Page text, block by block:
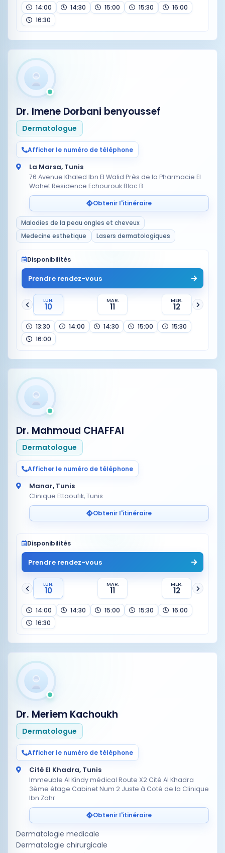
14:00 14:30 15:00 15:30
16:00
16:30
Dr. Imene Dorbani benyoussef
Dermatologue
Afficher le numéro de téléphone
La Marsa, Tunis
76 Avenue Khaled Ibn El Walid Près de la Pharmacie El
Wahet Residence Echourouk Bloc B
Obtenir l'itinéraire
Maladies de la peau ongles et cheveux
Medecine esthetique
Lasers dermatologiques
Disponibilités
Prendre rendez-vous
LUN.
10
MAR.
11
MER.
12
13:30 14:00 14:30 15:00
15:30
16:00
Dr. Mahmoud CHAFFAI
Dermatologue
Afficher le numéro de téléphone
Manar, Tunis
Clinique Ettaoufik, Tunis
Obtenir l'itinéraire
Disponibilités
Prendre rendez-vous
LUN.
10
MAR.
11
MER.
12
14:00 14:30 15:00 15:30
16:00
16:30
Dr. Meriem Kachoukh
Dermatologue
Afficher le numéro de téléphone
Cité El Khadra, Tunis
Immeuble Al Kindy médical Route X2 Cité Al Khadra
3ème étage Cabinet Num 2 Juste à Coté de la Clinique
Ibn Zohr
Obtenir l'itinéraire
Dermatologie medicale
Dermatologie chirurgicale